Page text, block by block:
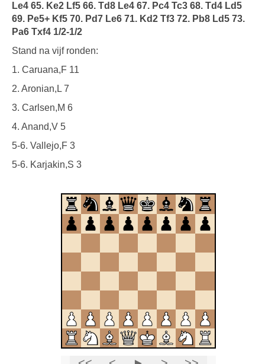
Le4 65. Ke2 Lf5 66. Td8 Le4 67. Pc4 Tc3 68. Td4 Ld5
69. Pe5+ Kf5 70. Pd7 Le6 71. Kd2 Tf3 72. Pb8 Ld5 73.
Pa6 Txf4 1/2-1/2
Stand na vijf ronden:
1. Caruana,F 11
2. Aronian,L 7
3. Carlsen,M 6
4. Anand,V 5
5-6. Vallejo,F 3
5-6. Karjakin,S 3